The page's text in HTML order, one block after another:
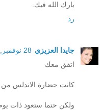
بارك الله فيك.
رد
جايدا العزيزي 28 نوفمبر, 2010 17:15
اتفق معك
كانت حضارة الاندلس
ولكن حتما ستعود ذات